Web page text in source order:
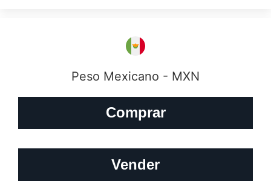
Peso Mexicano - MXN
Comprar
Vender